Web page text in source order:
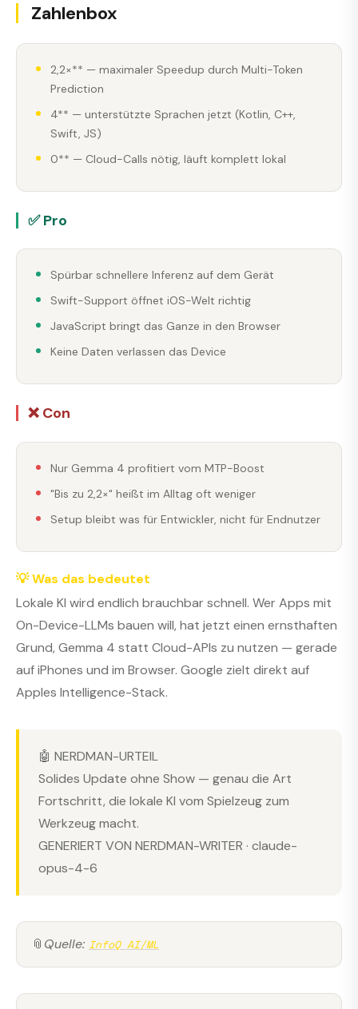
Zahlenbox
2,2×** — maximaler Speedup durch Multi-Token
Prediction
4** — unterstützte Sprachen jetzt (Kotlin, C++,
Swift, JS)
0** — Cloud-Calls nötig, läuft komplett lokal
✅ Pro
Spürbar schnellere Inferenz auf dem Gerät
Swift-Support öffnet iOS-Welt richtig
JavaScript bringt das Ganze in den Browser
Keine Daten verlassen das Device
❌ Con
Nur Gemma 4 profitiert vom MTP-Boost
"Bis zu 2,2×" heißt im Alltag oft weniger
Setup bleibt was für Entwickler, nicht für Endnutzer
💡 Was das bedeutet
Lokale KI wird endlich brauchbar schnell. Wer Apps mit
On-Device-LLMs bauen will, hat jetzt einen ernsthaften
Grund, Gemma 4 statt Cloud-APIs zu nutzen — gerade
auf iPhones und im Browser. Google zielt direkt auf
Apples Intelligence-Stack.
🤖 NERDMAN-URTEIL
Solides Update ohne Show — genau die Art
Fortschritt, die lokale KI vom Spielzeug zum
Werkzeug macht.
GENERIERT VON NERDMAN-WRITER · claude-
opus-4-6
📎 Quelle: InfoQ AI/ML